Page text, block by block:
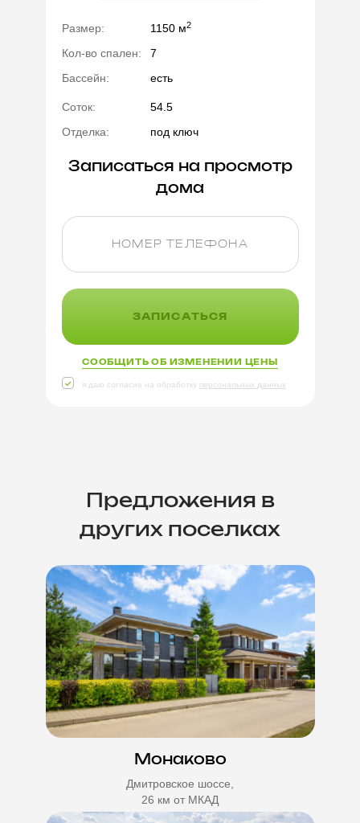
Размер: 1150 м2
Кол-во спален:
7
Бассейн:
есть
Соток:
54.5
Отделка:
под ключ
Записаться на просмотр
дома
ЗАПИСАТЬСЯ
СООБЩИТЬ ОБ ИЗМЕНЕНИИ ЦЕНЫ
я даю согласие на обработку персональных данных
Предложения в
других поселках
Монаково
Дмитровское шоссе,
26 км от МКАД